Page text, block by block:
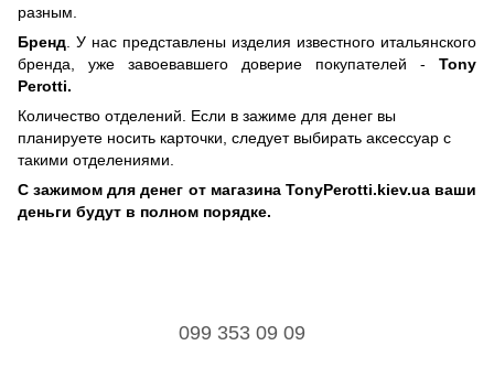
разным.
Бренд . У нас представлены изделия известного итальянского
бренда, уже завоевавшего доверие покупателей - Tony
Perotti.
Количество отделений. Если в зажиме для денег вы
планируете носить карточки, следует выбирать аксессуар с
такими отделениями.
С зажимом для денег от магазина TonyPerotti.kiev.ua ваши
деньги будут в полном порядке.
099 353 09 09